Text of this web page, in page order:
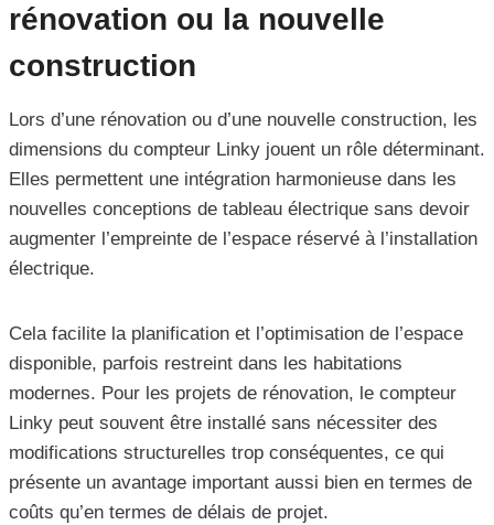
rénovation ou la nouvelle
construction
Lors d’une rénovation ou d’une nouvelle construction, les
dimensions du compteur Linky jouent un rôle déterminant.
Elles permettent une intégration harmonieuse dans les
nouvelles conceptions de tableau électrique sans devoir
augmenter l’empreinte de l’espace réservé à l’installation
électrique.
Cela facilite la planification et l’optimisation de l’espace
disponible, parfois restreint dans les habitations
modernes. Pour les projets de rénovation, le compteur
Linky peut souvent être installé sans nécessiter des
modifications structurelles trop conséquentes, ce qui
présente un avantage important aussi bien en termes de
coûts qu’en termes de délais de projet.